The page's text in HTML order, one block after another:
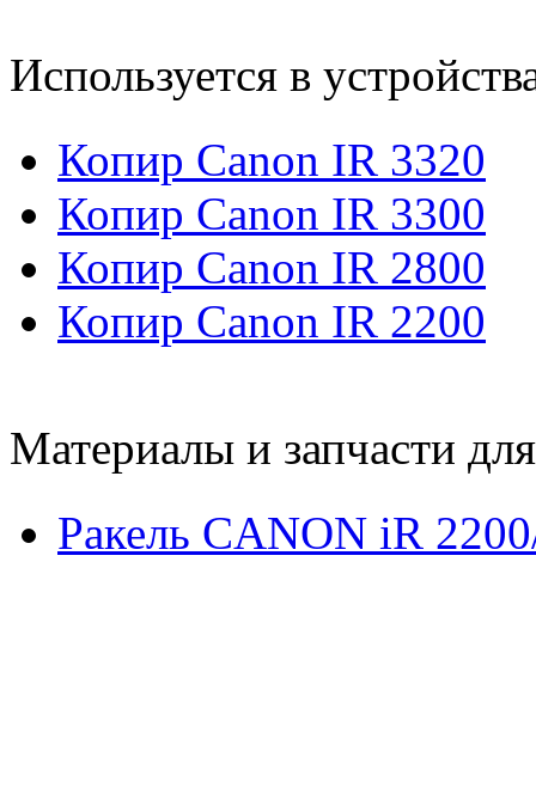
Используется в
Копир Canon IR 3320
Копир Canon IR 3300
Копир Canon IR 2800
Копир Canon IR 2200
Материалы и запчасти
Ракель CANON iR